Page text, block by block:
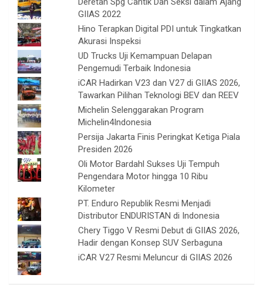
GIIAS 2022
Hino Terapkan Digital PDI untuk Tingkatkan
Akurasi Inspeksi
UD Trucks Uji Kemampuan Delapan
Pengemudi Terbaik Indonesia
iCAR Hadirkan V23 dan V27 di GIIAS 2026,
Tawarkan Pilihan Teknologi BEV dan REEV
Michelin Selenggarakan Program
Michelin4Indonesia
Persija Jakarta Finis Peringkat Ketiga Piala
Presiden 2026
Oli Motor Bardahl Sukses Uji Tempuh
Pengendara Motor hingga 10 Ribu
Kilometer
PT. Enduro Republik Resmi Menjadi
Distributor ENDURISTAN di Indonesia
Chery Tiggo V Resmi Debut di GIIAS 2026,
Hadir dengan Konsep SUV Serbaguna
iCAR V27 Resmi Meluncur di GIIAS 2026